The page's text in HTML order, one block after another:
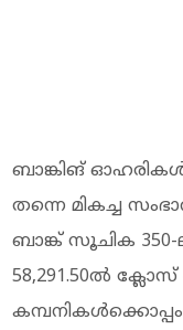
ബാങ്കിങ്
തന്നെ മികച്ച
ബാങ്ക് സൂചിക 350-
58,291.50ൽ